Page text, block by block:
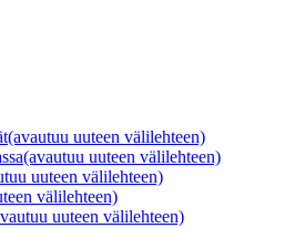
(avautuu uuteen välilehteen)
(avautuu uuteen välilehteen)
uuteen välilehteen)
välilehteen)
uuteen välilehteen)